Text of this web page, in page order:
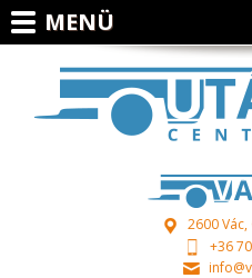
Ugrás a tartalomra
2600
+36
MENÜ